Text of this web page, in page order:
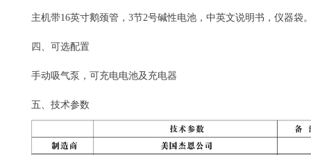
主机带16英寸鹅颈管，3节2号碱性电池，中英文说明书，仪器袋
四、可选配置
手动吸气泵，可充电电池及充电器
五、技术参数